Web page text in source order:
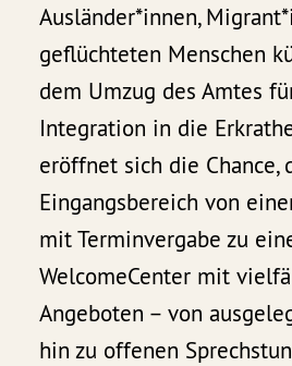
Ausländer*innen,
geflüchteten Menschen
dem Umzug des Amtes
Integration in die
eröffnet sich die Chance,
Eingangsbereich von
mit Terminvergabe zu
WelcomeCenter mit
Angeboten – von
hin zu offenen